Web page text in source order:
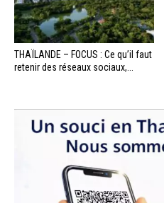
THAÏLANDE – FOCUS : Ce qu’il faut
retenir des réseaux sociaux,...